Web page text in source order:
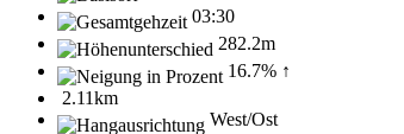
03:30
282.2m
16.7% ↑
2.11km
West/Ost